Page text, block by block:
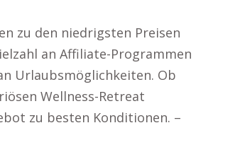
zu den niedrigsten Preisen
an Affiliate-Programmen
Urlaubsmöglichkeiten. Ob
Wellness-Retreat
zu besten Konditionen. –